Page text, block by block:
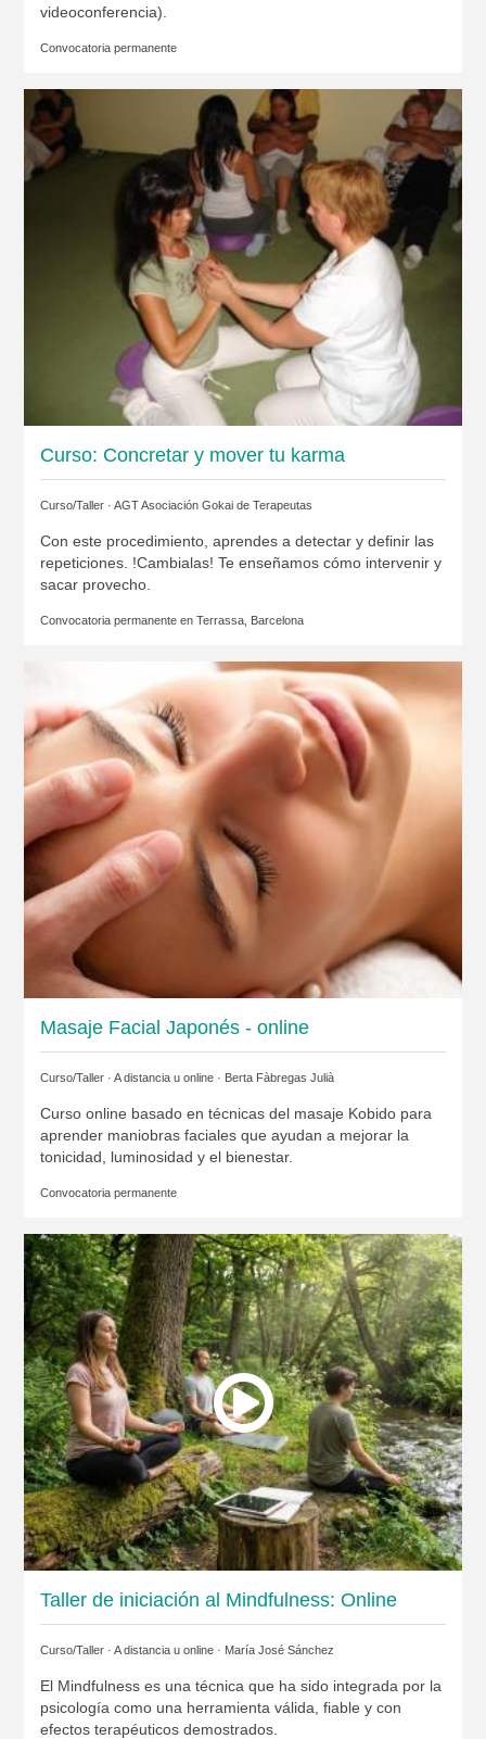
videoconferencia).
Convocatoria permanente
Curso: Concretar y mover tu karma
Curso/Taller · AGT Asociación Gokai de Terapeutas
Con este procedimiento, aprendes a detectar y definir las
repeticiones. !Cambialas! Te enseñamos cómo intervenir y
sacar provecho.
Convocatoria permanente en Terrassa, Barcelona
Masaje Facial Japonés - online
Curso/Taller · A distancia u online · Berta Fàbregas Julià
Curso online basado en técnicas del masaje Kobido para
aprender maniobras faciales que ayudan a mejorar la
tonicidad, luminosidad y el bienestar.
Convocatoria permanente
Taller de iniciación al Mindfulness: Online
Curso/Taller · A distancia u online · María José Sánchez
El Mindfulness es una técnica que ha sido integrada por la
psicología como una herramienta válida, fiable y con
efectos terapéuticos demostrados.